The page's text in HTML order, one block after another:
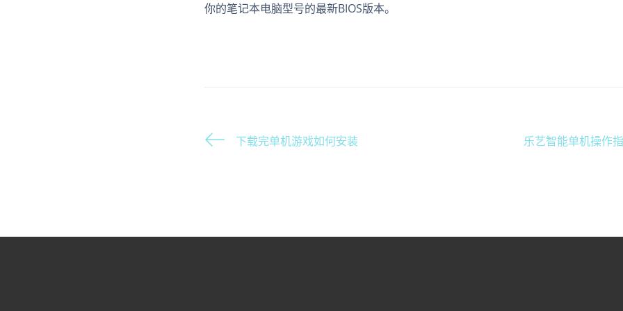
你的笔记本电脑型号的最新BIOS版本。
下载完单机游戏如何安装 乐艺智能单机操作